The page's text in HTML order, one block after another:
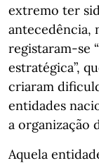
extremo ter
antecedência,
registaram-se
estratégica”,
criaram
entidades
a organização
Aquela